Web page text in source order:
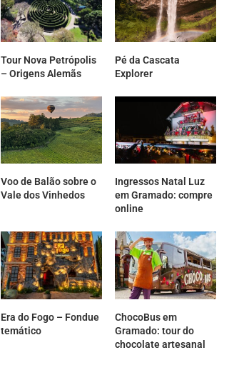
Tour Nova Petrópolis
– Origens Alemãs
Pé da Cascata
Explorer
Voo de Balão sobre o
Vale dos Vinhedos
Ingressos Natal Luz
em Gramado: compre
online
Era do Fogo – Fondue
temático
ChocoBus em
Gramado: tour do
chocolate artesanal